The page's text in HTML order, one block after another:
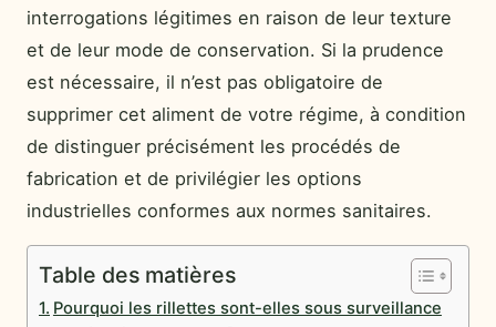
interrogations légitimes en raison de leur texture
et de leur mode de conservation. Si la prudence
est nécessaire, il n’est pas obligatoire de
supprimer cet aliment de votre régime, à condition
de distinguer précisément les procédés de
fabrication et de privilégier les options
industrielles conformes aux normes sanitaires.
Table des matières
Pourquoi les rillettes sont-elles sous surveillance